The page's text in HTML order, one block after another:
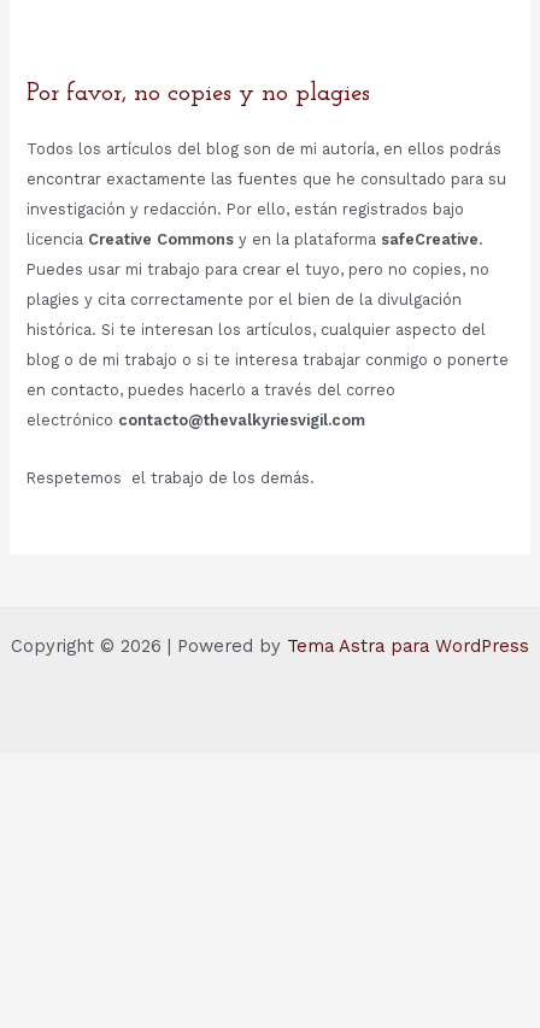
Por favor, no copies y no plagies
Todos los artículos del blog son de mi autoría, en ellos podrás
encontrar exactamente las fuentes que he consultado para su
investigación y redacción. Por ello, están registrados bajo
licencia Creative Commonsy en la plataforma safeCreative.
Puedes usar mi trabajo para crear el tuyo, pero no copies, no
plagies y cita correctamente por el bien de la divulgación
histórica. Si te interesan los artículos, cualquier aspecto del
blog o de mi trabajo o si te interesa trabajar conmigo o ponerte
en contacto, puedes hacerlo a través del correo
electrónico contacto@thevalkyriesvigil.com
Respetemos el trabajo de los demás.
Copyright © 2026 | Powered by Tema Astra para WordPress